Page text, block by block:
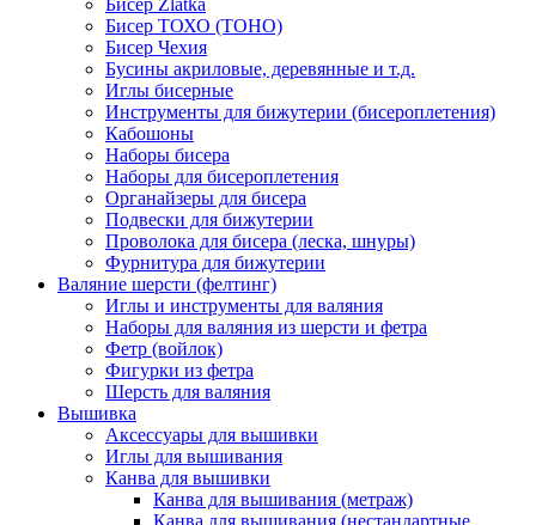
Бисер Zlatka
Бисер ТОХО (TOHO)
Бисер Чехия
Бусины акриловые, деревянные и т.д.
Иглы бисерные
Инструменты для бижутерии (бисероплетения)
Кабошоны
Наборы бисера
Наборы для бисероплетения
Органайзеры для бисера
Подвески для бижутерии
Проволока для бисера (леска, шнуры)
Фурнитура для бижутерии
Валяние шерсти (фелтинг)
Иглы и инструменты для валяния
Наборы для валяния из шерсти и фетра
Фетр (войлок)
Фигурки из фетра
Шерсть для валяния
Вышивка
Аксессуары для вышивки
Иглы для вышивания
Канва для вышивки
Канва для вышивания (метраж)
Канва для вышивания (нестандартные